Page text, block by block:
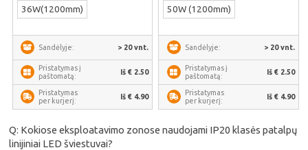
36W(1200mm)
Sandėlyje: > 20 vnt.
Pristatymas į
paštomatą:
Iš € 2.50
Pristatymas
per kurjerį:
Iš € 4.90
50W (1200mm)
Sandėlyje: > 20 vnt.
Pristatymas į
paštomatą:
Iš € 2.50
Pristatymas
per kurjerį:
Iš € 4.90
Q: Kokiose eksploatavimo zonose naudojami IP20 klasės patalpų
linijiniai LED šviestuvai?